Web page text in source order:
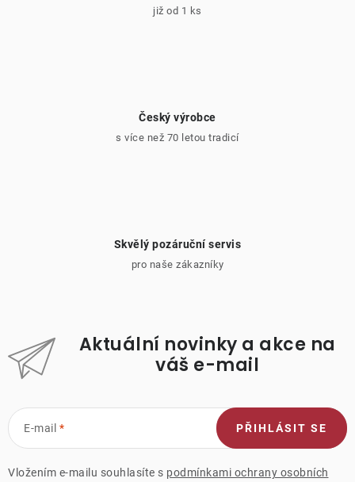
již od 1 ks
Český výrobce
s více než 70 letou tradicí
Skvělý pozáruční servis
pro naše zákazníky
Aktuální novinky a akce na
váš e-mail
E-mail
Vložením e-mailu souhlasíte s podmínkami ochrany osobních
PŘIHLÁSIT SE